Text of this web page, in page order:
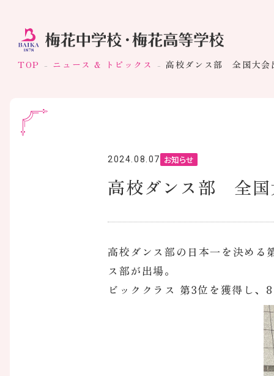
TOP ニュース & トピックス 高校ダンス部 全国大会
2024.08.07 お知らせ
高校ダンス部 全国
高校ダンス部の日本一を決める
ス部が出場。
ビッククラス 第3位を獲得し